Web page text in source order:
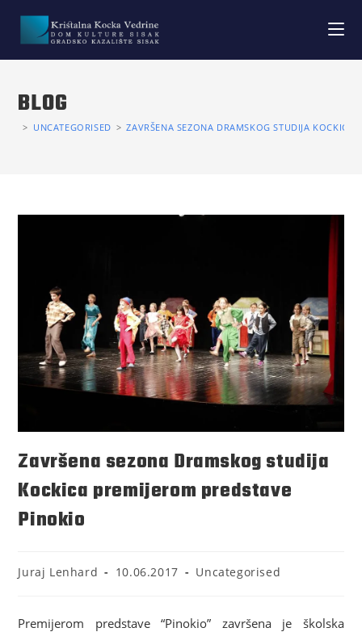
BLOG
> UNCATEGORISED > ZAVRŠENA SEZONA DRAMSKOG STUDIJA KOCKICA
Završena sezona Dramskog studija
Kockica premijerom predstave
Pinokio
Juraj Lenhard 10.06.2017 Uncategorised
Premijerom predstave “Pinokio” završena je školska